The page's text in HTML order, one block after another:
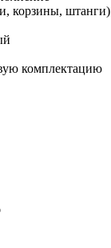
корзины, штанги)
комплектацию